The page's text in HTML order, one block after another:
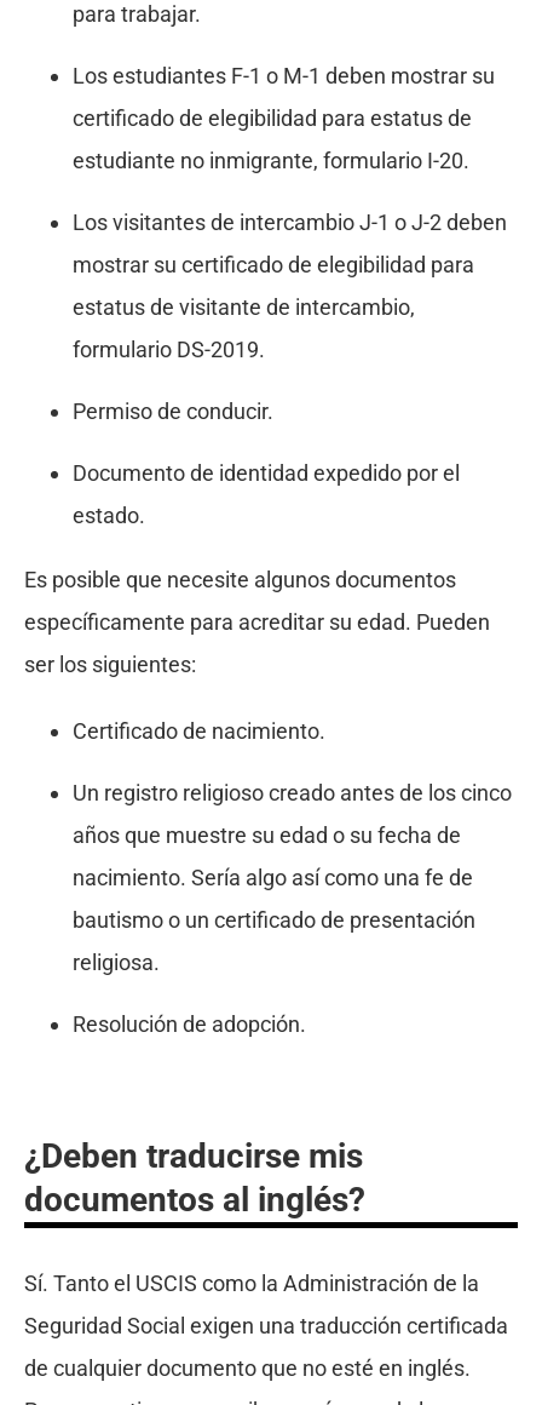
para trabajar.
Los estudiantes F-1 o M-1 deben mostrar su
certificado de elegibilidad para estatus de
estudiante no inmigrante, formulario I-20.
Los visitantes de intercambio J-1 o J-2 deben
mostrar su certificado de elegibilidad para
estatus de visitante de intercambio,
formulario DS-2019.
Permiso de conducir.
Documento de identidad expedido por el
estado.
Es posible que necesite algunos documentos
específicamente para acreditar su edad. Pueden
ser los siguientes:
Certificado de nacimiento.
Un registro religioso creado antes de los cinco
años que muestre su edad o su fecha de
nacimiento. Sería algo así como una fe de
bautismo o un certificado de presentación
religiosa.
Resolución de adopción.
¿Deben traducirse mis
documentos al inglés?
Sí. Tanto el USCIS como la Administración de la
Seguridad Social exigen una traducción certificada
de cualquier documento que no esté en inglés.